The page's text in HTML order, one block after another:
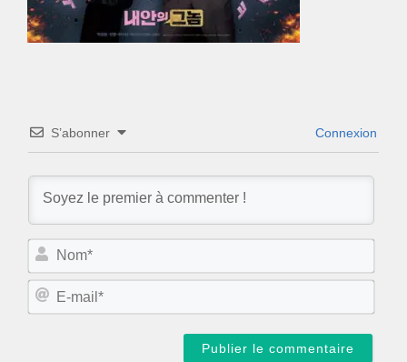
S’abonner Connexion
N
m
E